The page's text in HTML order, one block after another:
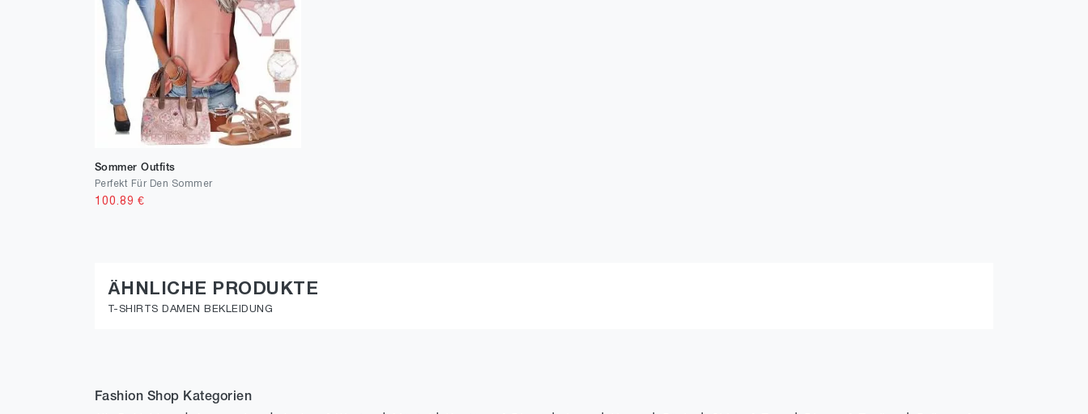
Sommer Outfits
Perfekt Für Den Sommer
100.89 €
ÄHNLICHE PRODUKTE
T-SHIRTS DAMEN BEKLEIDUNG
Fashion Shop Kategorien